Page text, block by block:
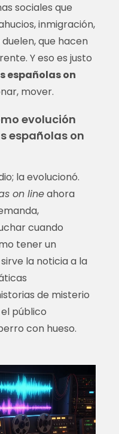
sociales que
inmigración,
que hacen
Y eso es justo
españolas on
mover.
evolución
españolas on
la evolucionó.
on lineahora
cuando
tener un
la noticia a la
de misterio
público
con hueso.